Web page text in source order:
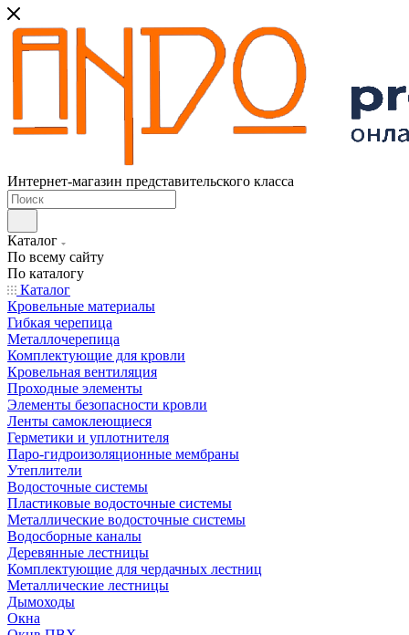
Интернет-магазин представительского класса
Каталог
По всему сайту
По каталогу
Каталог
Кровельные материалы
Гибкая черепица
Металлочерепица
Комплектующие для кровли
Кровельная вентиляция
Проходные элементы
Элементы безопасности кровли
Ленты самоклеющиеся
Герметики и уплотнителя
Паро-гидроизоляционные мембраны
Утеплители
Водосточные системы
Пластиковые водосточные системы
Металлические водосточные системы
Водосборные каналы
Деревянные лестницы
Комплектующие для чердачных лестниц
Металлические лестницы
Дымоходы
Окна